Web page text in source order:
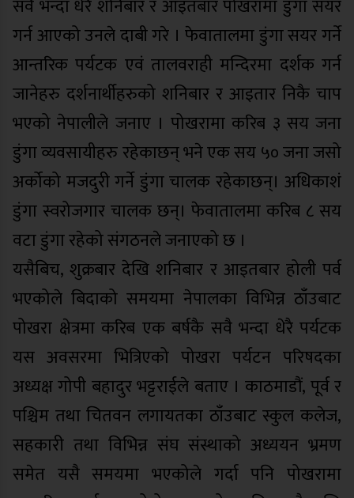
सवै भन्दा धेरै शनिबार र आइतबार पोखरामा डुंगा सयर
गर्न आएको उनले दाबी गरे । फेवातालमा डुंगा सयर गर्ने
आन्तरिक पर्यटक एवं तालवराही मन्दिरमा दर्शक गर्न
जानेहरु दर्शनार्थीहरुको शनिबार र आइतार निकै चाप
भएको नेपालीले जनाए । पोखरामा करिब ३ सय जना
डुंगा व्यवसायीहरु रहेकाछन् भने एक सय ५० जना जसो
अर्कोको मजदुरी गर्ने डुंगा चालक रहेकाछन्। अधिकाशं
डुंगा स्वरोजगार चालक छन्। फेवातालमा करिब ८ सय
वटा डुंगा रहेको संगठनले जनाएको छ ।
यसैबिच, शुक्रबार देखि शनिबार र आइतबार होली पर्व
भएकोले बिदाको समयमा नेपालका विभिन्न ठाँउबाट
पोखरा क्षेत्रमा करिब एक बर्षकै सवै भन्दा धेरै पर्यटक
यस अवसरमा भित्रिएको पोखरा पर्यटन परिषदका
अध्यक्ष गोपी बहादुर भट्टराईले बताए । काठमाडौं, पूर्व र
पश्चिम तथा चितवन लगायतका ठाँउबाट स्कुल कलेज,
सहकारी तथा विभिन्न संघ संस्थाको अध्ययन भ्रमण
समेत यसै समयमा भएकोले गर्दा पनि पोखरामा